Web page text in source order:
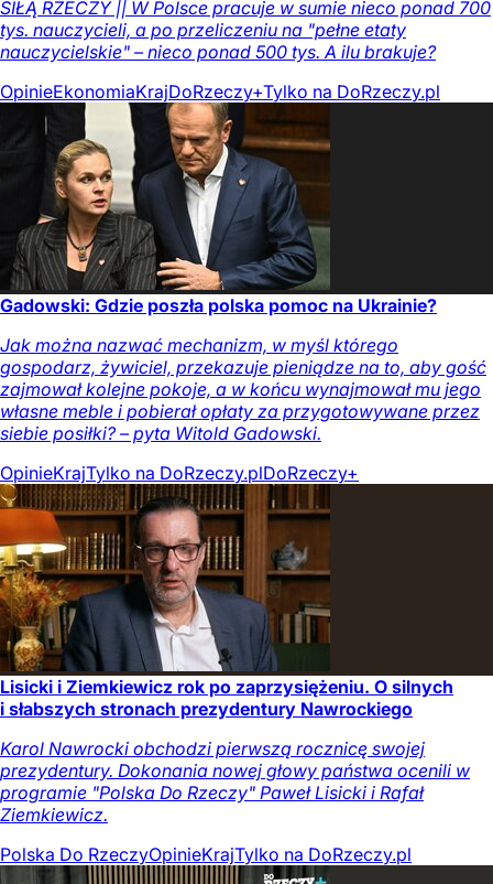
SIŁĄ RZECZY || W Polsce pracuje w sumie nieco ponad 700
tys. nauczycieli, a po przeliczeniu na "pełne etaty
nauczycielskie" – nieco ponad 500 tys. A ilu brakuje?
OpinieEkonomiaKrajDoRzeczy+Tylko na DoRzeczy.pl
Gadowski: Gdzie poszła polska pomoc na Ukrainie?
Jak można nazwać mechanizm, w myśl którego
gospodarz, żywiciel, przekazuje pieniądze na to, aby gość
zajmował kolejne pokoje, a w końcu wynajmował mu jego
własne meble i pobierał opłaty za przygotowywane przez
siebie posiłki? – pyta Witold Gadowski.
OpinieKrajTylko na DoRzeczy.plDoRzeczy+
Lisicki i Ziemkiewicz rok po zaprzysiężeniu. O silnych
i słabszych stronach prezydentury Nawrockiego
Karol Nawrocki obchodzi pierwszą rocznicę swojej
prezydentury. Dokonania nowej głowy państwa ocenili w
programie "Polska Do Rzeczy" Paweł Lisicki i Rafał
Ziemkiewicz.
Polska Do RzeczyOpinieKrajTylko na DoRzeczy.pl